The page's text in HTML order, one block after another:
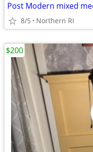
Post Modern mixed
8/5 Northern RI
$200